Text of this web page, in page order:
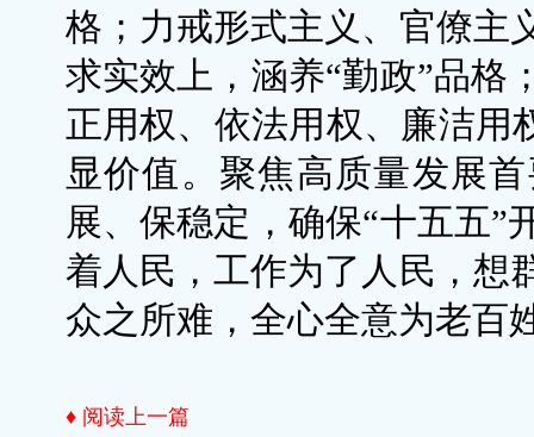
格；力戒形式主义、官僚主
求实效上，涵养“勤政”品格
正用权、依法用权、廉洁用
显价值。聚焦高质量发展
展、保稳定，确保“十五五”
着人民，工作为了人民，想
众之所难，全心全意为老百
♦ 阅读上一篇